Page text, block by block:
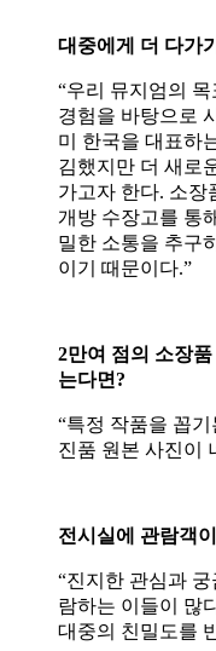
대중에게 더 다가
“우리 뮤지엄의
경험을 바탕으로
미 한국을 대표하
김했지만 더 새로
가고자 한다. 소장
개방 수장고를 통
밀한 소통을 추구
이기 때문이다.”
2만여 점의 소장
는다면?
“특정 작품을 꼽
진품 원본 사진이
전시실에 관람객
“진지한 관심과
람하는 이들이 많
대중의 친밀도를